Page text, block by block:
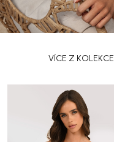
VÍCE Z KOLEKCE